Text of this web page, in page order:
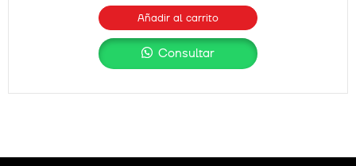
Añadir al carrito
Consultar